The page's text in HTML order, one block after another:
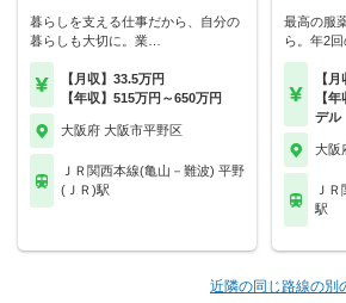
暮らしを支える仕事だから、自分の
暮らしも大切に。業…
【月収】33.5万円
【年収】515万円～650万円
大阪府 大阪市平野区
ＪＲ関西本線(亀山－難波) 平野
(ＪＲ)駅
最高の服
ら。年2
【
【
デル
大阪
Ｊ
駅
近隣の同じ路線の別